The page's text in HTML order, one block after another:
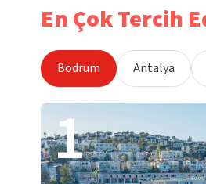
En Çok Tercih
Bodrum Antalya
1